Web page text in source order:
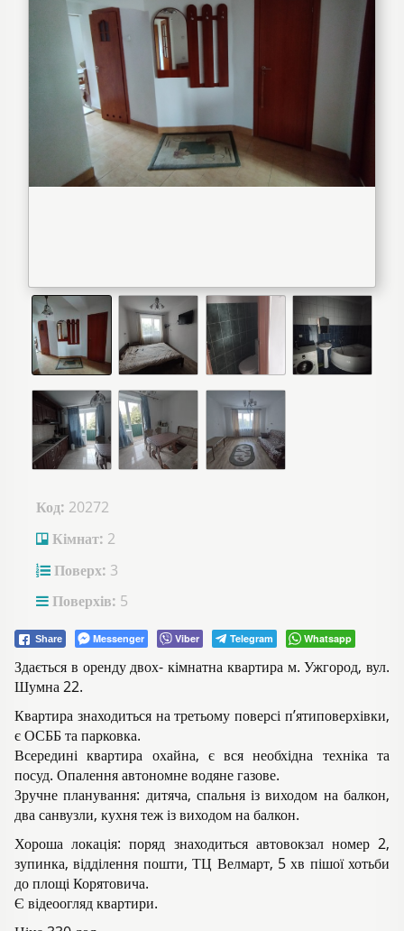
Код: 20272
Кімнат: 2
Поверх: 3
Поверхів: 5
Share Messenger Viber Telegram Whatsapp
Здається в оренду двох- кімнатна квартира м. Ужгород, вул.
Шумна 22.
Квартира знаходиться на третьому поверсі п’ятиповерхівки,
є ОСББ та парковка.
Всередині квартира охайна, є вся необхідна техніка та
посуд. Опалення автономне водяне газове.
Зручне планування: дитяча, спальня із виходом на балкон,
два санвузли, кухня теж із виходом на балкон.
Хороша локація: поряд знаходиться автовокзал номер 2,
зупинка, відділення пошти, ТЦ Велмарт, 5 хв пішої хотьби
до площі Корятовича.
Є відеоогляд квартири.